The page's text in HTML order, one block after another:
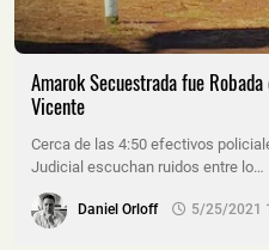
Amarok Secuestrada fue
Vicente
Cerca de las 4:50 efectivos
Judicial escuchan ruidos entre lo…
Daniel Orloff 5/25/2021